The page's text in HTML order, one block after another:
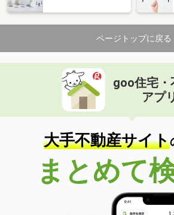
ページトップに戻る
goo住宅・
アプ
大手不動産サイト
まとめて